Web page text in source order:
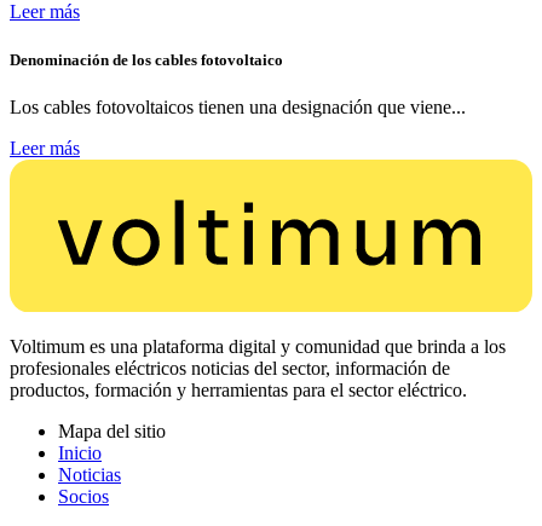
Leer más
Denominación de los cables fotovoltaico
Los cables fotovoltaicos tienen una designación que viene...
Leer más
Voltimum es una plataforma digital y comunidad que brinda a los
profesionales eléctricos noticias del sector, información de
productos, formación y herramientas para el sector eléctrico.
Mapa del sitio
Inicio
Noticias
Socios